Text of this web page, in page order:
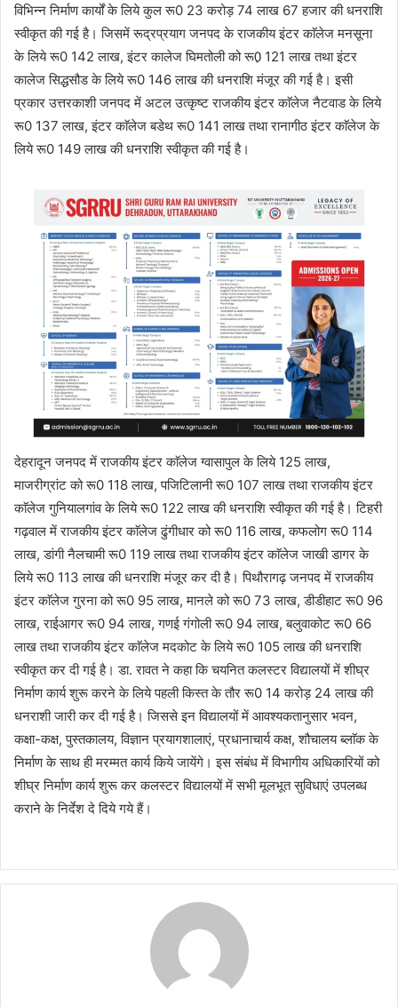
विभिन्न निर्माण कार्यों के लिये कुल रू0 23 करोड़ 74 लाख 67 हजार की धनराशि
स्वीकृत की गई है। जिसमें रूद्रप्रयाग जनपद के राजकीय इंटर काॅलेज मनसूना
के लिये रू0 142 लाख, इंटर कालेज घिमतोली को रू0़ 121 लाख तथा इंटर
कालेज सिद्धसौड के लिये रू0 146 लाख की धनराशि मंजूर की गई है। इसी
प्रकार उत्तरकाशी जनपद में अटल उत्कृष्ट राजकीय इंटर काॅलेज नैटवाड के लिये
रू0 137 लाख, इंटर काॅलेज बडेथ रू0 141 लाख तथा रानागीठ इंटर काॅलेज के
लिये रू0 149 लाख की धनराशि स्वीकृत की गई है।
देहरादून जनपद में राजकीय इंटर काॅलेज ग्वासापुल के लिये 125 लाख,
माजरीग्रांट को रू0 118 लाख, पजिटिलानी रू0 107 लाख तथा राजकीय इंटर
काॅलेज गुनियालगांव के लिये रू0 122 लाख की धनराशि स्वीकृत की गई है। टिहरी
गढ़वाल में राजकीय इंटर काॅलेज ढुंगीधार को रू0 116 लाख, कफलोग रू0 114
लाख, डांगी नैलचामी रू0 119 लाख तथा राजकीय इंटर काॅलेज जाखी डागर के
लिये रू0 113 लाख की धनराशि मंजूर कर दी है। पिथौरागढ़ जनपद में राजकीय
इंटर काॅलेज गुरना को रू0 95 लाख, मानले को रू0 73 लाख, डीडीहाट रू0 96
लाख, राईआगर रू0 94 लाख, गणई गंगोली रू0 94 लाख, बलुवाकोट रू0 66
लाख तथा राजकीय इंटर काॅलेज मदकोट के लिये रू0 105 लाख की धनराशि
स्वीकृत कर दी गई है। डा. रावत ने कहा कि चयनित कलस्टर विद्यालयों में शीघ्र
निर्माण कार्य शुरू करने के लिये पहली किस्त के तौर रू0 14 करोड़ 24 लाख की
धनराशी जारी कर दी गई है। जिससे इन विद्यालयों में आवश्यकतानुसार भवन,
कक्षा-कक्ष, पुस्तकालय, विज्ञान प्रयागशालाएं, प्रधानाचार्य कक्ष, शौचालय ब्लाॅक के
निर्माण के साथ ही मरम्मत कार्य किये जायेंगे। इस संबंध में विभागीय अधिकारियों को
शीघ्र निर्माण कार्य शुरू कर कलस्टर विद्यालयों में सभी मूलभूत सुविधाएं उपलब्ध
कराने के निर्देश दे दिये गये हैं।